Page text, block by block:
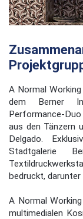
A Normal
dem Berner
Performance-
aus den Tänzern
Delgado.
Stadtgalerie
bedruckt,
A Normal
multimedialen